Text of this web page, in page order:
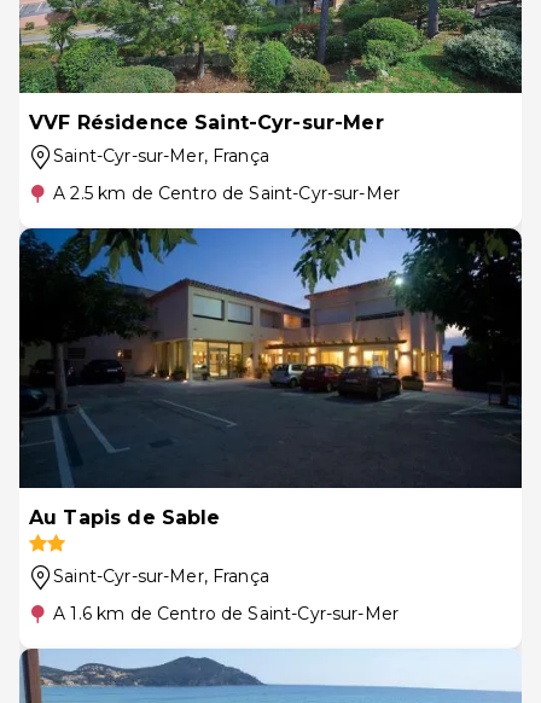
VVF Résidence Saint-Cyr-sur-Mer
Saint-Cyr-sur-Mer, França
A 2.5 km de Centro de Saint-Cyr-sur-Mer
Au Tapis de Sable
Saint-Cyr-sur-Mer, França
A 1.6 km de Centro de Saint-Cyr-sur-Mer